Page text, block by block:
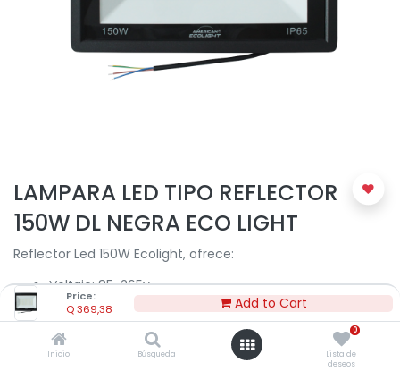
Price:
Q369,38 Add to Cart
Inicio Búsqueda
0
Lista de
deseos
LAMPARA LED TIPO REFLECTOR
150W DL NEGRA ECO LIGHT
Reflector Led 150W Ecolight, ofrece:
Voltaje: 85-265v
Potencia: 150w
Eficiencia: 15,000 lm/w
Garantía: 24 meses ó 25,000 horas
Grado de protección: IP65